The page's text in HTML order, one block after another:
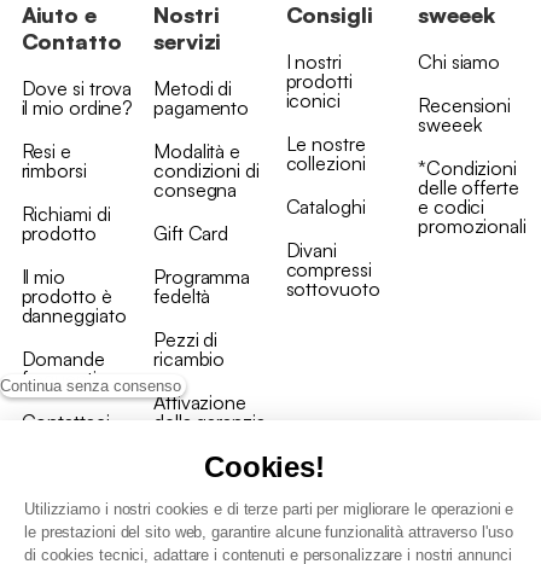
Continua senza consenso
Cookies!
Utilizziamo i nostri cookies e di terze parti per migliorare le operazioni e
le prestazioni del sito web, garantire alcune funzionalità attraverso l'uso
di cookies tecnici, adattare i contenuti e personalizzare i nostri annunci
Aiuto e
Contatto
Dove si trova
il mio ordine?
Resi e
rimborsi
Richiami di
prodotto
Il mio
prodotto è
danneggiato
Domande
frequenti
Contattaci
Nostri
servizi
Metodi di
pagamento
Modalità e
condizioni di
consegna
Gift Card
Programma
fedeltà
Pezzi di
ricambio
Attivazione
della garanzia
Consigli
I nostri
prodotti
iconici
Le nostre
collezioni
Cataloghi
Divani
compressi
sottovuoto
sweeek
Chi siamo
Recensioni
sweeek
*Condizioni
delle offerte
e codici
promozionali